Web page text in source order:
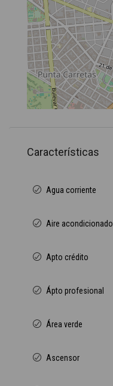
Características
Agua corriente
Aire acondicionado
Apto crédito
Ápto profesional
Área verde
Ascensor